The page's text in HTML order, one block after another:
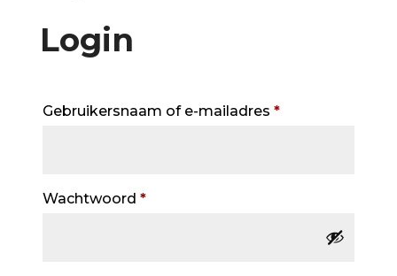
Login
Gebruikersnaam of e-mailadres *Vereist
Wachtwoord *Vereist